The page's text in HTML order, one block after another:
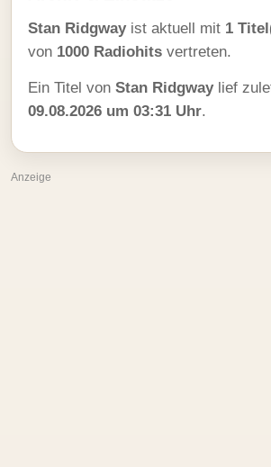
Stan Ridgwayist aktuell mit 1
von 1000 Radiohits vertreten.
Ein Titel von Stan Ridgwaylief
09.08.2026 um 03:31 Uhr.
Anzeige